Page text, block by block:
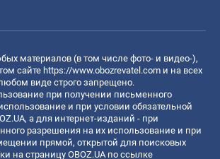
материалов (в том числе фото- и видео-),
сайте https://www.obozrevatel.com и на всех
виде строго запрещено.
при получении письменного
и при условии обязательной
а для интернет-изданий - при
разрешения на их использование и при
прямой, открытой для поисковых
на страницу OBOZ.UA по ссылке